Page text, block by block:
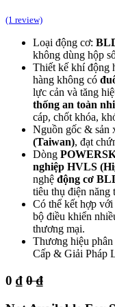
(1 review)
Loại động cơ:
không dùng hộp
Thiết kế khí động
hàng không có
lực cản và tăng
thống an toàn
cáp, chốt khóa,
Nguồn gốc & sản
(Taiwan), đạt
Dòng
nghiệp HVLS
nghệ động cơ
tiêu thụ điện năng
Có thể kết hợp với
bộ điều khiển
thương mại.
Thương hiệu
Cấp & Giải Pháp
0 ₫ 0₫